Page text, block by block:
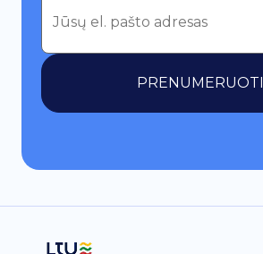
PRENUMERUOTI